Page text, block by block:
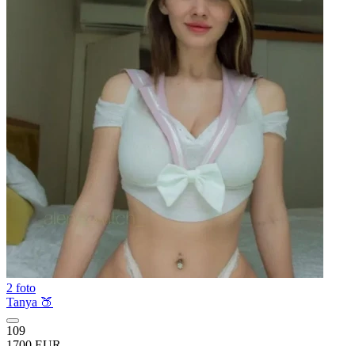
2 foto
Tanya 🍑
109